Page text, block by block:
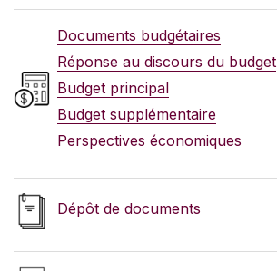
Documents budgétaires
Réponse au discours du budget
Budget principal
Budget supplémentaire
Perspectives économiques
Dépôt de documents